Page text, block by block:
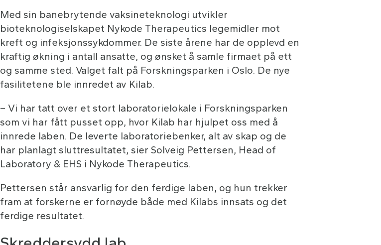
Med sin banebrytende vaksineteknologi utvikler
bioteknologiselskapet Nykode Therapeutics legemidler mot
kreft og infeksjonssykdommer. De siste årene har de opplevd en
kraftig økning i antall ansatte, og ønsket å samle firmaet på ett
og samme sted. Valget falt på Forskningsparken i Oslo. De nye
fasilitetene ble innredet av Kilab.
– Vi har tatt over et stort laboratorielokale i Forskningsparken
som vi har fått pusset opp, hvor Kilab har hjulpet oss med å
innrede laben. De leverte laboratoriebenker, alt av skap og de
har planlagt sluttresultatet, sier Solveig Pettersen, Head of
Laboratory & EHS i Nykode Therapeutics.
Pettersen står ansvarlig for den ferdige laben, og hun trekker
fram at forskerne er fornøyde både med Kilabs innsats og det
ferdige resultatet.